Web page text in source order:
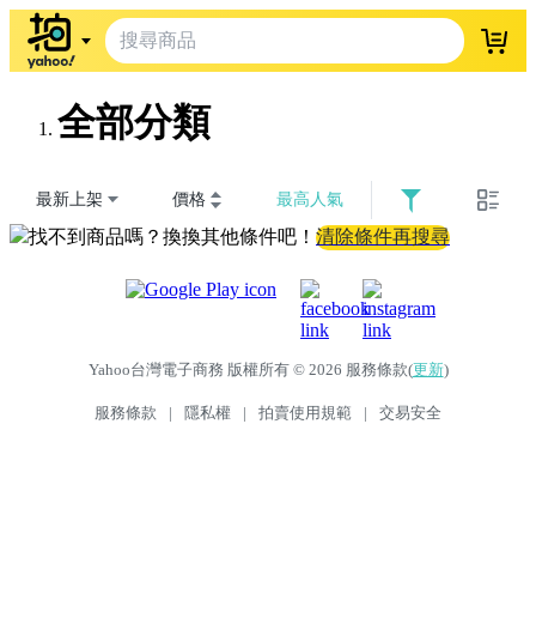
登入
全部分類
最新上架 價格 最高人氣
找不到商品嗎？換換其他條件吧！ 清除條件再搜尋
Yahoo台灣電子商務 版權所有 © 2026 服務條款(更新)
服務條款 | 隱私權 | 拍賣使用規範 | 交易安全